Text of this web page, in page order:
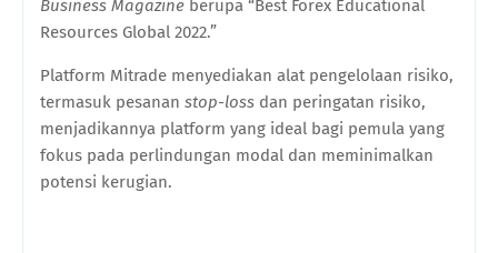
Business Magazine berupa “Best Forex Educational
Resources Global 2022.”
Platform Mitrade menyediakan alat pengelolaan risiko,
termasuk pesanan stop-loss dan peringatan risiko,
menjadikannya platform yang ideal bagi pemula yang
fokus pada perlindungan modal dan meminimalkan
potensi kerugian.